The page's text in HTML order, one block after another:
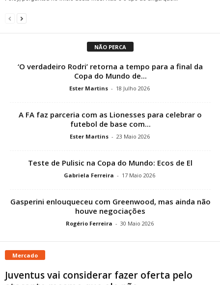
NÃO PERCA
‘O verdadeiro Rodri’ retorna a tempo para a final da
Copa do Mundo de...
Ester Martins - 18 Julho 2026
A FA faz parceria com as Lionesses para celebrar o
futebol de base com...
Ester Martins - 23 Maio 2026
Teste de Pulisic na Copa do Mundo: Ecos de El
Gabriela Ferreira - 17 Maio 2026
Gasperini enlouqueceu com Greenwood, mas ainda não
houve negociações
Rogério Ferreira - 30 Maio 2026
Mercado
Juventus vai considerar fazer oferta pelo